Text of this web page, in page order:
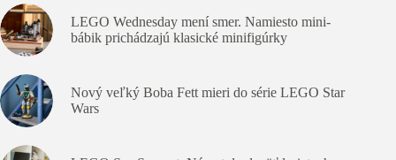
LEGO Wednesday mení smer. Namiesto mini-
bábik prichádzajú klasické minifigúrky
Nový veľký Boba Fett mieri do série LEGO Star
Wars